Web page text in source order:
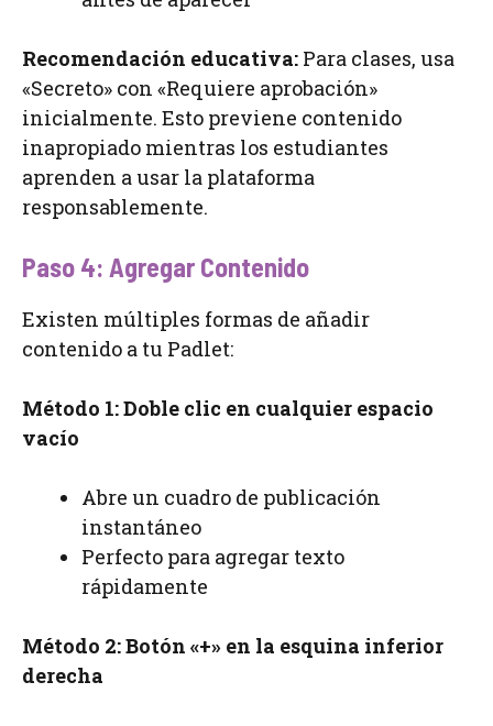
Recomendación educativa: Para clases, usa
«Secreto» con «Requiere aprobación»
inicialmente. Esto previene contenido
inapropiado mientras los estudiantes
aprenden a usar la plataforma
responsablemente.
Paso 4: Agregar Contenido
Existen múltiples formas de añadir
contenido a tu Padlet:
Método 1: Doble clic en cualquier espacio
vacío
Abre un cuadro de publicación
instantáneo
Perfecto para agregar texto
rápidamente
Método 2: Botón «+» en la esquina inferior
derecha